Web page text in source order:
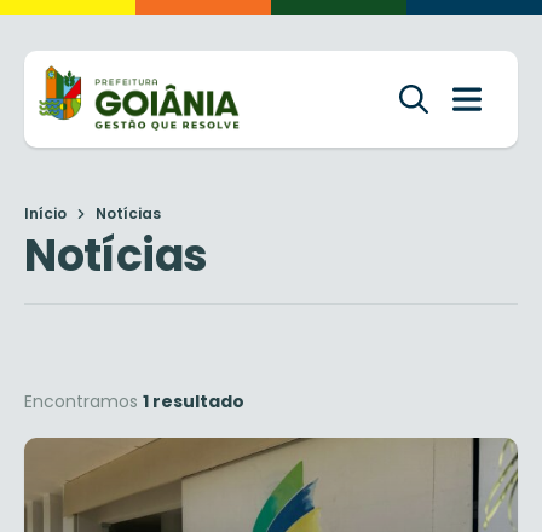
Início Notícias
Notícias
Encontramos 1 resultado